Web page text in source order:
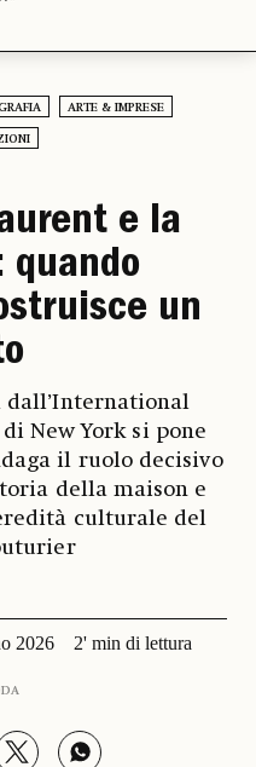
ARTE & IMPRESE
e la
quando
un
dall’International
New York si pone
il ruolo decisivo
della maison e
culturale del
2026 2' min di lettura